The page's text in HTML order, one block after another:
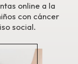
online a la
con cáncer
social.